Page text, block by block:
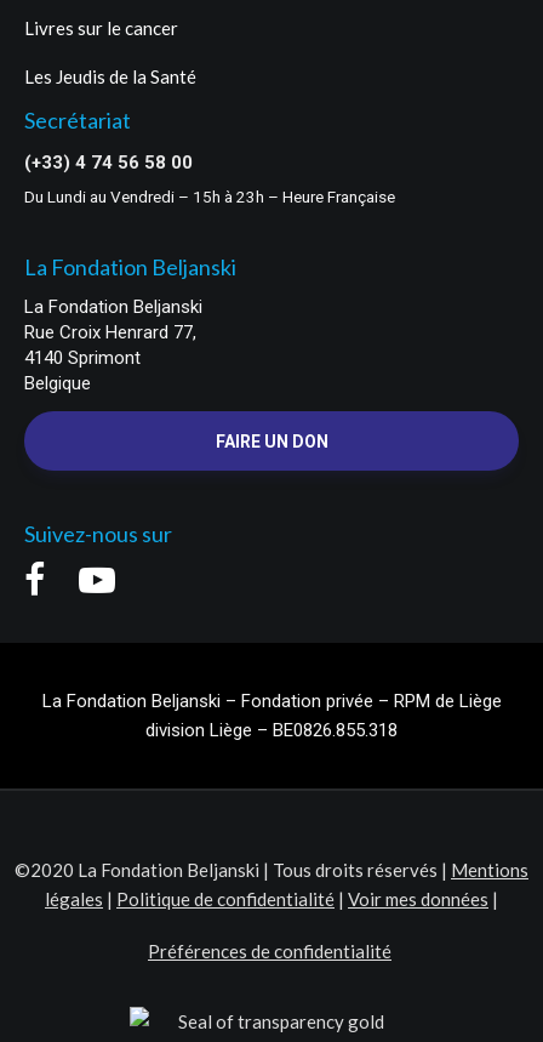
Livres sur le cancer
Les Jeudis de la Santé
Secrétariat
(+33) 4 74 56 58 00
Du Lundi au Vendredi – 15h à 23h – Heure Française
La Fondation Beljanski
La Fondation Beljanski
Rue Croix Henrard 77,
4140 Sprimont
Belgique
FAIRE UN DON
Suivez-nous sur
La Fondation Beljanski – Fondation privée – RPM de Liège
division Liège – BE0826.855.318
©2020 La Fondation Beljanski | Tous droits réservés | Mentions
légales | Politique de confidentialité | Voir mes données |
Préférences de confidentialité